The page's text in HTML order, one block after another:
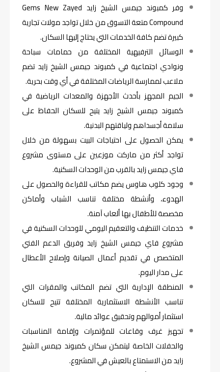
وفر كمبوند جيمس الشيخ زايد Gems New Zayed
Compound متعة التسوق من خلال تواجد مولات تجارية
كبيرة تضم كافة الخدمات التي يحتاج إليها السكان.
الوسائل الترفيهية المختلفة من حمامات سباحة
ونوادي اجتماعية في كمبوند جيمس الشيخ زايد تضم
ملاعب لممارسة الرياضات المختلفة في أي وقت بحرية.
الجيم المجهز بأحدث الأجهزة والمعدات الرياضية في
كمبوند جيمس الشيخ زايد يتيح للسكان الحفاظ على
سلامة أجسداهم ولياقتهم البدنية.
يمكن الحصول على احتياجات البيت بسهولة من خلال
تواجد أكثر من ماركت موزعين على مستوى مشروع
فاي جيمس زايد بالقرب من الوحدات السكنية.
وجود كلوب هاوس يضم مكاتب للقراءة والحصول على
الهدوء، وأنشطة مختلفة تناسب الشباب وأماكن
مخصصة للأطفال بها ألعاب آمنة.
خدمات التنظيف والتعقيم اليومي للوحدات السكنية في
مشروع فاي جيمس الشيخ زايد وفريق الدعم الفني
المتخصص في تقديم أعمال الصيانة وإصلاح الأعطال
على مدار اليوم.
المنطقة الإدارية التي تضم المكاتب والمقرات التي
تناسب الأنشطة الاستثمارية المختلفة تتيح للسكان
استثمار أموالهم وتحقيق عوائد مالية.
تجهيز غرف وقاعات للمؤتمرات وإقامة المناسبات
والحفلات الخاصة ليتمكن سكان كمبوند جيمس الشيخ
زايد من الاستمتاع بالعيش في المشروع.